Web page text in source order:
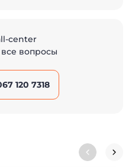
center
вопросы
120 7318